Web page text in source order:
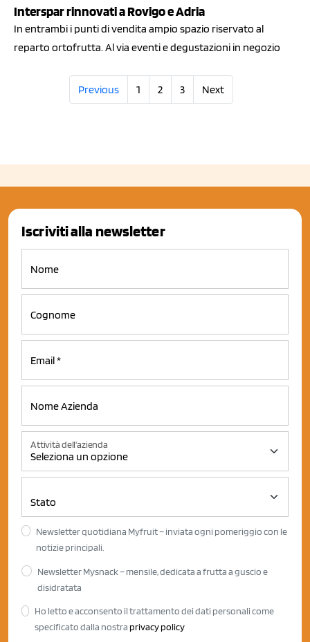
Interspar rinnovati a Rovigo e Adria
In entrambi i punti di vendita ampio spazio riservato al
reparto ortofrutta. Al via eventi e degustazioni in negozio
Previous 1 2 3 Next
Iscriviti alla newsletter
Attività dell'azienda
Newsletter quotidiana Myfruit – inviata ogni pomeriggio con le
notizie principali.
Newsletter Mysnack – mensile, dedicata a frutta a guscio e
disidratata
Ho letto e acconsento il trattamento dei dati personali come
specificato dalla nostra privacy policy